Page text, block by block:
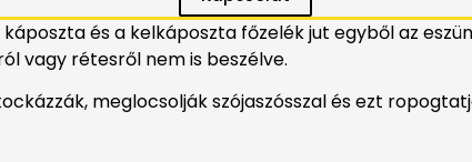
és a kelkáposzta főzelék jut egyből az
vagy rétesről nem is beszélve.
meglocsolják szójaszósszal és ezt